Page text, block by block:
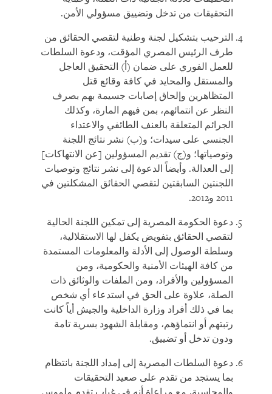
التحقيقات من تدخل وتضييق مسؤولي الأمن.
الترحيب بتشكيل لجنة وطنية لتقصي الحقائق من
طرف الرئيس المصري المؤقت، ودعوة السلطات
للعمل الفوري على ضمان (أ) التحقيق العاجل
والمستقل والمحايد في كافة وقائع قتل
المتظاهرين وإلحاق إصابات جسيمة بهم بصرف
النظر عن انتمائهم، بمن فيهم المارة، وكذلك
الجرائم المتعلقة بالعنف الطائفي والاعتداء
الجنسي على سيدات؛ و(ب) نشر نتائج اللجنة
وتوصياتها؛ و(ج) تقديم المسؤولين [عن الانتهاكات]
إلى العدالة. وأيضاً الدعوة إلى نشر نتائج وتوصيات
اللجنتين السابقتين لتقصي الحقائق المشكلتين في
2011 و2012.
دعوة الحكومة المصرية إلى تمكين اللجنة الحالية
لتقصي الحقائق بتفويض يكفل لها الاستقلالية،
وسلطة الوصول إلى الأدلة والمعلومات المستمدة
من كافة الهيئات الأمنية والحكومية، ومن
المسؤولين والأفراد، ومن الملفات والوثائق ذات
الصلة، علاوة على الحق في استدعاء أي شخص
بما في ذلك أفراد وزارة الداخلية والجيش أياً كانت
رتبتهم أو انتماؤهم، ومقابلة الشهود بسرية تامة
ودون تدخل أو تضييق.
دعوة السلطات المصرية إلى إمداد اللجنة بانتظام
بما يستجد من تقدم على صعيد التحقيقات